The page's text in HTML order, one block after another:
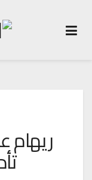
ريهام